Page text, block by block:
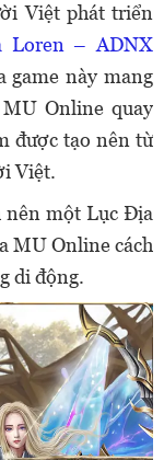
Việt phát triển
Loren – ADNX
game này mang
Online quay
được tạo nên từ
Việt.
nên một Lục Địa
MU Online cách
di động.